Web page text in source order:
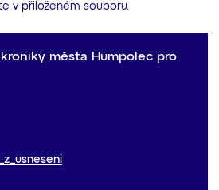
v přiloženém souboru.
města Humpolec pro